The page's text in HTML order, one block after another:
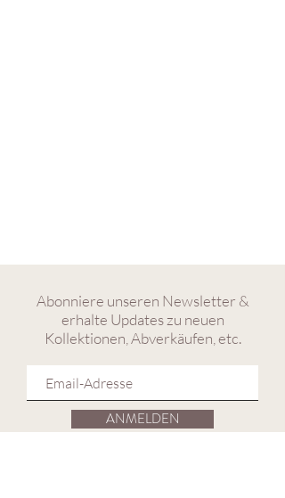
Abonniere unseren Newsletter &
erhalte Updates zu neuen
Kollektionen, Abverkäufen, etc.
ANMELDEN